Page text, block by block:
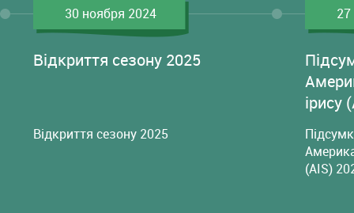
30 ноября 2024
Відкриття сезону 2025
Відкриття сезону 2025
ірису
(AIS)